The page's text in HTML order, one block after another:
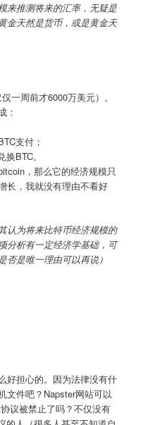
来推测将来的汇率，无疑是
金天然是货币，或是黄金天
一周前才6000万美元）。
：
支付；
BTC。
，那么它的经济规模只
长，我就没有理由不看好
认为将来比特币经济规模的
分析有一定经济学基础，可
否是唯一理由可以再说）
好担心的。因为法律没有什
文件吧？Napster网站可以
议被禁止了吗？不仅没有